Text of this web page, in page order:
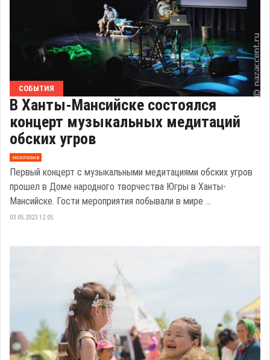
СОБЫТИЯ
В Ханты-Мансийске состоялся
концерт музыкальных медитаций
обских угров
эксклюзив
Первый концерт с музыкальными медитациями обских угров
прошел в Доме народного творчества Югры в Ханты-
Мансийске. Гости мероприятия побывали в мире ...
03.05.2023 12:05